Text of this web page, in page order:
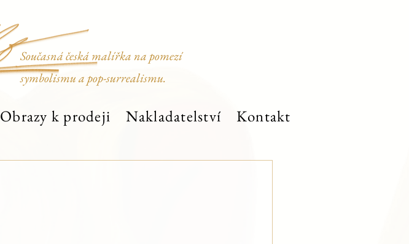
Současná česká malířka na pomezí
symbolismu a pop-surrealismu.
Obrazy k prodeji Nakladatelství Kontakt